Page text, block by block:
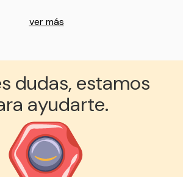
ver más
dudas, estamos
ayudarte.